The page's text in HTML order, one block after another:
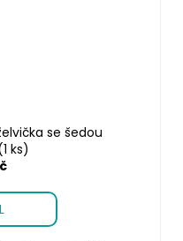
se šedou
ks)